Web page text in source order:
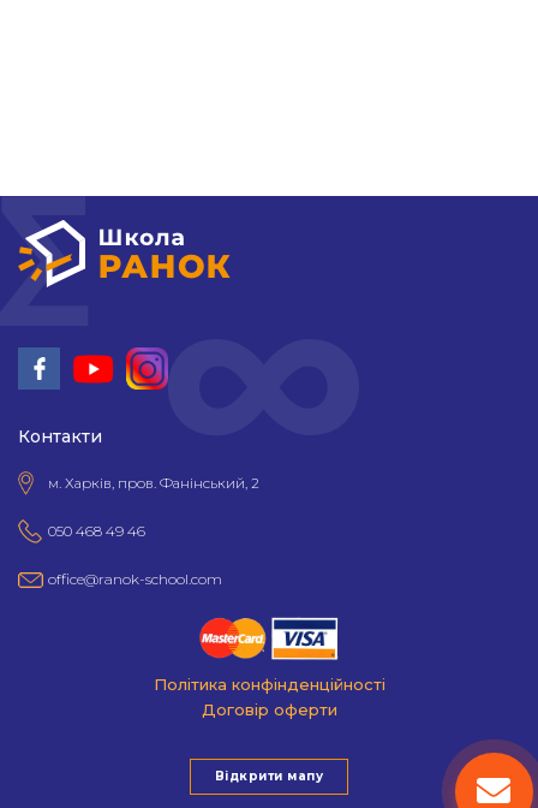
Контакти
м. Харків, пров. Фанінський, 2
050 468 49 46
office@ranok-school.com
Політика конфінденційності
Договір оферти
Відкрити мапу